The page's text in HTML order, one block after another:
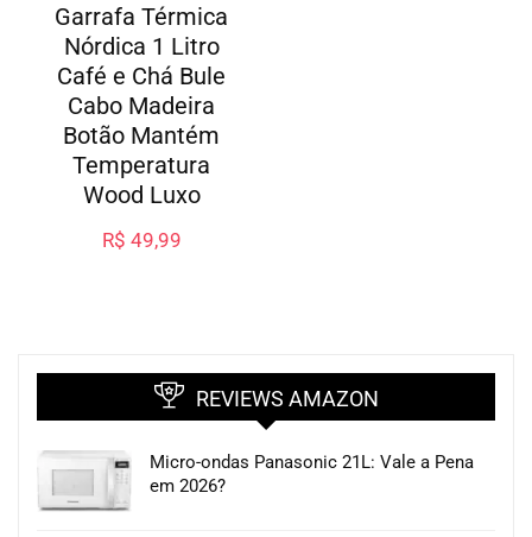
Garrafa Térmica
Nórdica 1 Litro
Café e Chá Bule
Cabo Madeira
Botão Mantém
Temperatura
Wood Luxo
R$ 49,99
REVIEWS AMAZON
Micro-ondas Panasonic 21L: Vale a Pena
em 2026?